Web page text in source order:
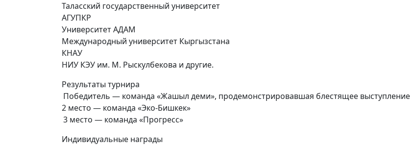
Таласский государственный университет
АГУПКР
Университет АДАМ
Международный университет Кыргызстана
КНАУ
НИУ КЭУ им. М. Рыскулбекова и другие.
Результаты турнира
Победитель — команда «Жашыл деми», продемонстрировавшая блестящее выступление
2 место — команда «Эко-Бишкек»
3 место — команда «Прогресс»
Индивидуальные награды